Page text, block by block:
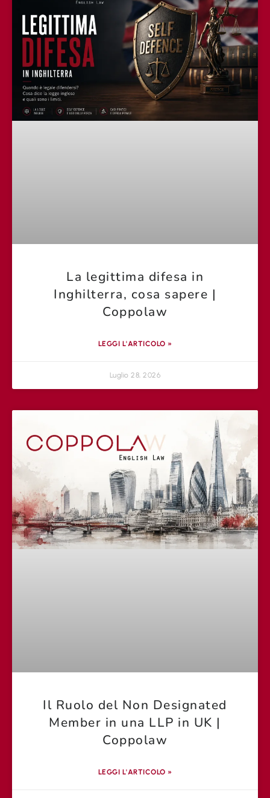
La legittima difesa in
Inghilterra, cosa sapere |
Coppolaw
LEGGI L'ARTICOLO »
Luglio 28, 2026
Il Ruolo del Non Designated
Member in una LLP in UK |
Coppolaw
LEGGI L'ARTICOLO »